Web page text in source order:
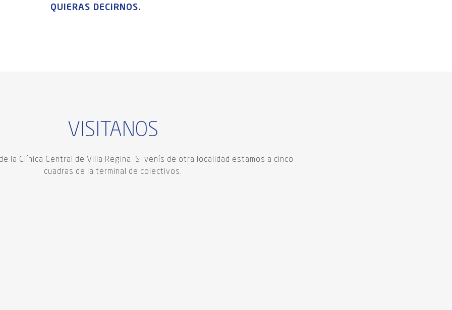
QUIERAS DECIRNOS.
VISITANOS
la Clínica Central de Villa Regina. Si venís de otra localidad estamos a cinco
cuadras de la terminal de colectivos.